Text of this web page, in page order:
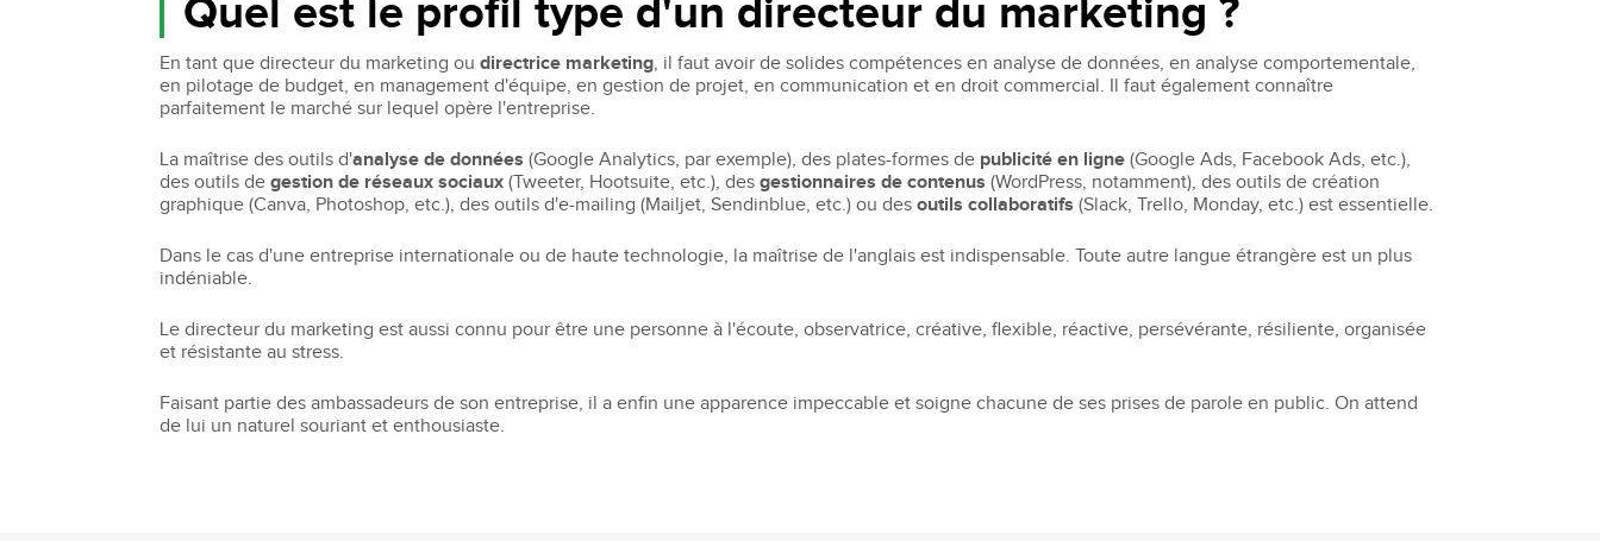
Quel est le profil type d'un directeur du marketing ?
En tant que directeur du marketing oudirectrice marketing, il faut avoir de solides compétences en analyse de données, en analyse comportementale,
en pilotage de budget, en management d'équipe, en gestion de projet, en communication et en droit commercial. Il faut également connaître
parfaitement le marché sur lequel opère l'entreprise.
La maîtrise des outils d'analyse de données (Google Analytics, par exemple), des plates-formes de publicité en ligne (Google Ads, Facebook Ads, etc.),
des outils degestion de réseaux sociaux (Tweeter, Hootsuite, etc.), desgestionnaires de contenus (WordPress, notamment), des outils de création
graphique (Canva, Photoshop, etc.), des outils d'e-mailing (Mailjet, Sendinblue, etc.) ou desoutils collaboratifs (Slack, Trello, Monday, etc.) est essentielle.
Dans le cas d'une entreprise internationale ou de haute technologie, la maîtrise de l'anglais est indispensable. Toute autre langue étrangère est un plus
indéniable.
Le directeur du marketing est aussi connu pour être une personne à l'écoute, observatrice, créative, flexible, réactive, persévérante, résiliente, organisée
et résistante au stress.
Faisant partie des ambassadeurs de son entreprise, il a enfin une apparence impeccable et soigne chacune de ses prises de parole en public. On attend
de lui un naturel souriant et enthousiaste.